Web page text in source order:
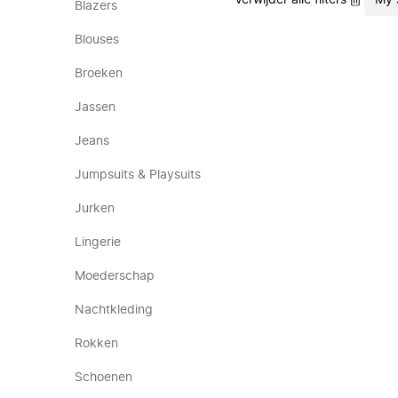
Blazers
Blouses
Broeken
Jassen
Jeans
Jumpsuits & Playsuits
Jurken
Lingerie
Moederschap
Nachtkleding
Rokken
Schoenen